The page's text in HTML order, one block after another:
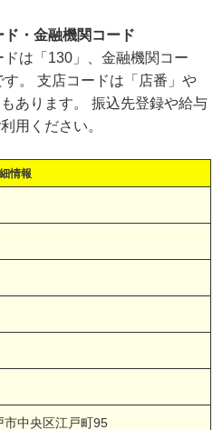
・金融機関コード
は「130」、金融機関コー
。 支店コードは「店番」や
あります。 振込先登録や給与
用ください。
情報
市中央区江戸町95